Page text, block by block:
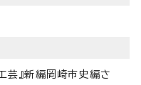
』新編岡崎市史編さ